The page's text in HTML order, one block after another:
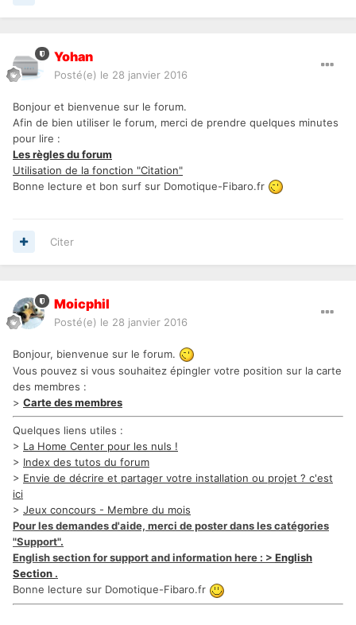
Yohan
Posté(e) le 28 janvier 2016
Bonjour et bienvenue sur le forum.
Afin de bien utiliser le forum, merci de prendre quelques minutes
pour lire :
Les règles du forum
Utilisation de la fonction "Citation"
Bonne lecture et bon surf sur Domotique-Fibaro.fr
Citer
Moicphil
Posté(e) le 28 janvier 2016
Bonjour, bienvenue sur le forum.
Vous pouvez si vous souhaitez épingler votre position sur la carte
des membres :
> Carte des membres
Quelques liens utiles :
> La Home Center pour les nuls !
> Index des tutos du forum
> Envie de décrire et partager votre installation ou projet ? c'est
ici
> Jeux concours - Membre du mois
Pour les demandes d'aide, merci de poster dans les catégories
"Support".
English section for support and information here : > English
Section .
Bonne lecture sur Domotique-Fibaro.fr